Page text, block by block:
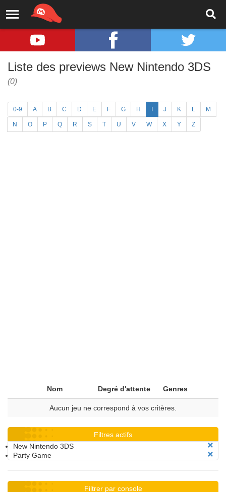
Liste des previews New Nintendo 3DS
(0)
0-9 A B C D E F G H J K L M
N O P Q R S T U V W X Y Z
Nom Degré d'attente Genres
Aucun jeu ne correspond à vos critères.
Filtres actifs
New Nintendo 3DS
Party Game
Filtrer par console